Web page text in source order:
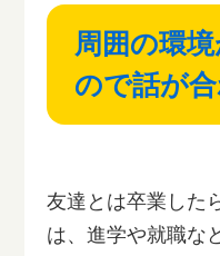
周囲の環
ので話が
友達とは卒業した
は、進学や就職な